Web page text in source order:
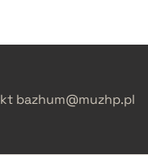
bazhum@muzhp.pl